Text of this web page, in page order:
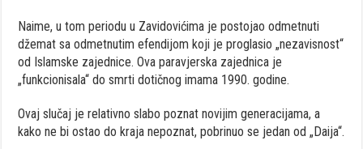
Naime, u tom periodu u Zavidovićima je postojao odmetnuti
džemat sa odmetnutim efendijom koji je proglasio „nezavisnost“
od Islamske zajednice. Ova paravjerska zajednica je
„funkcionisala“ do smrti dotičnog imama 1990. godine.
Ovaj slučaj je relativno slabo poznat novijim generacijama, a
kako ne bi ostao do kraja nepoznat, pobrinuo se jedan od „Daija“.